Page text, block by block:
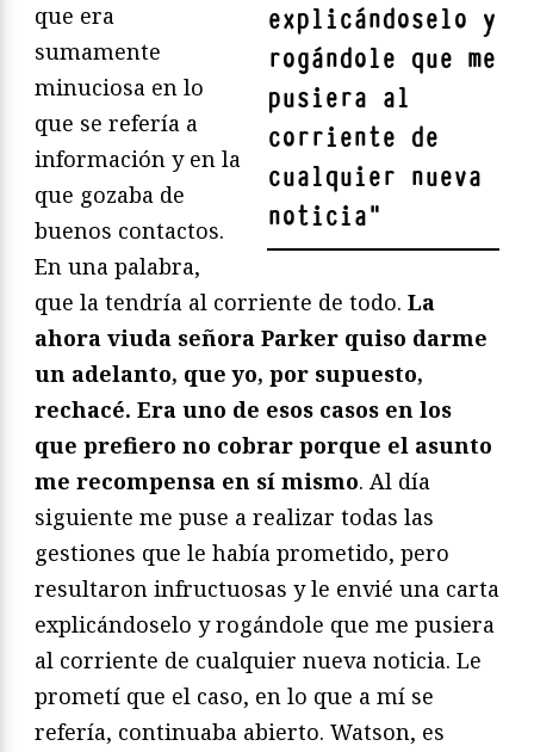
explicándoselo y
rogándole que me
pusiera al
corriente de
cualquier nueva
noticia"
que era
sumamente
minuciosa en lo
que se refería a
información y en la
que gozaba de
buenos contactos.
En una palabra,
que la tendría al corriente de todo. La
ahora viuda señora Parker quiso darme
un adelanto, que yo, por supuesto,
rechacé. Era uno de esos casos en los
que prefiero no cobrar porque el asunto
me recompensa en sí mismo. Al día
siguiente me puse a realizar todas las
gestiones que le había prometido, pero
resultaron infructuosas y le envié una carta
explicándoselo y rogándole que me pusiera
al corriente de cualquier nueva noticia. Le
prometí que el caso, en lo que a mí se
refería, continuaba abierto. Watson, es